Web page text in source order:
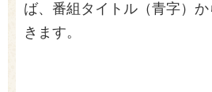
ば、番組タイトル（青字）
きます。